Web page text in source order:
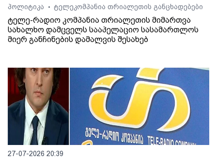
პოლიტიკა
• ტელეკომპანია თრიალეთის განცხადებები
ტელე-რადიო კომპანია თრიალეთის მიმართვა
სახალხო დამცველს სააპელაციო სასამართლოს
მიერ განჩინების დამალვის შესახებ
27-07-2026 20:39